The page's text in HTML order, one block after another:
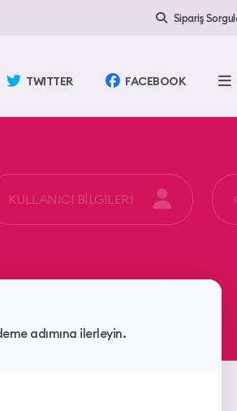
Sipariş
TWITTER FACEBOOK
KULLANICI BİLGİLERİ
adımına ilerleyin.